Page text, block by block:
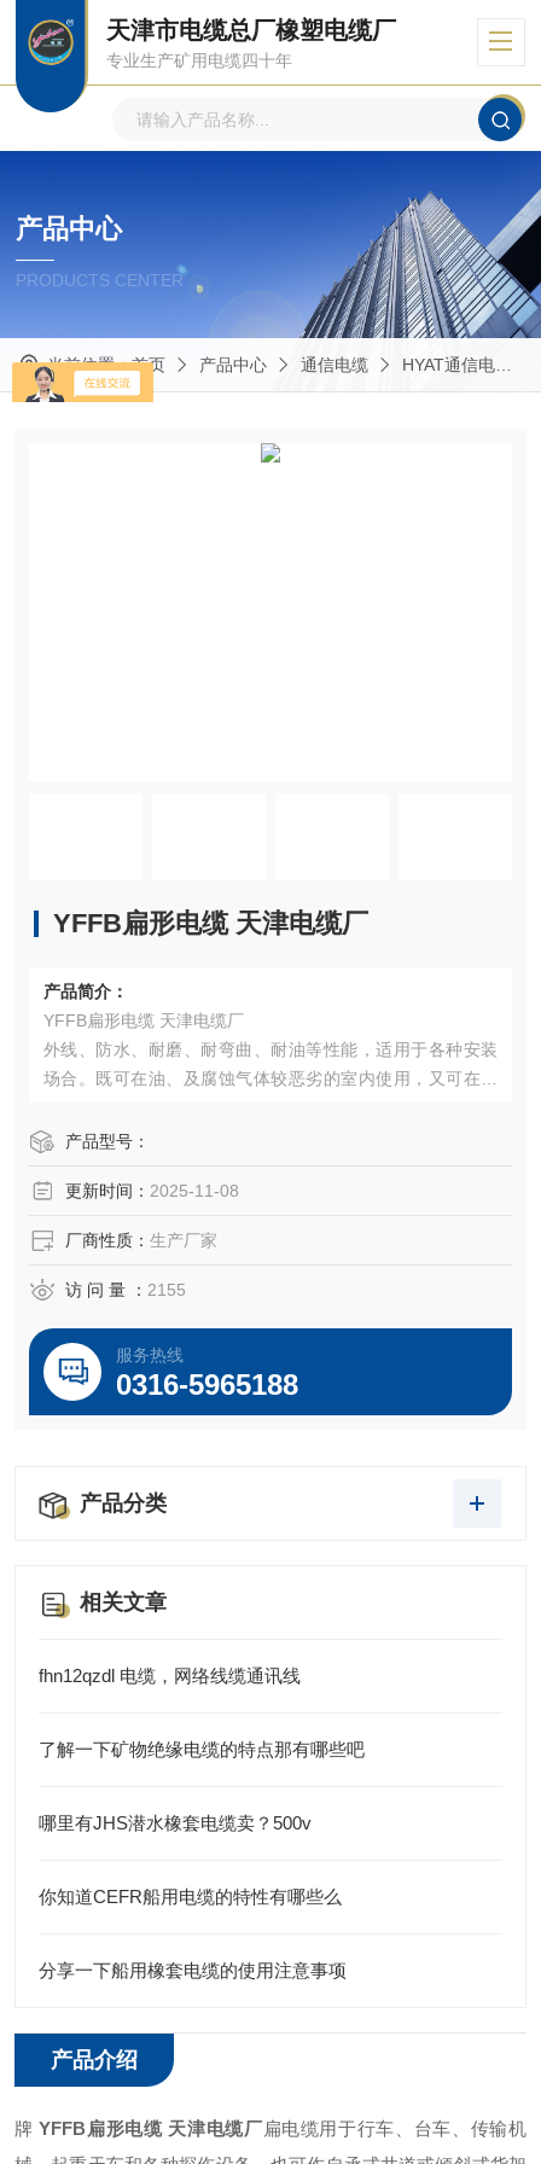
天津市电缆总厂橡塑电缆厂
专业生产矿用电缆四十年
产品中心
PRODUCTS CENTER
当前位置：首页 产品中心 通信电缆 HYAT通信电缆
YFFB扁形电缆 天津电缆厂
产品简介：
YFFB扁形电缆 天津电缆厂
外线、防水、耐磨、耐弯曲、耐油等性能，适用于各种安装
场合。既可在油、及腐蚀气体较恶劣的室内使用，又可在在
产品型号：
更新时间： 2025-11-08
厂商性质： 生产厂家
访 问 量 ： 2155
服务热线
0316-5965188
产品分类
相关文章
fhn12qzdl 电缆，网络线缆通讯线
了解一下矿物绝缘电缆的特点那有哪些吧
哪里有JHS潜水橡套电缆卖？500v
你知道CEFR船用电缆的特性有哪些么
分享一下船用橡套电缆的使用注意事项
产品介绍
牌YFFB扁形电缆 天津电缆厂扁电缆用于行车、台车、传输机